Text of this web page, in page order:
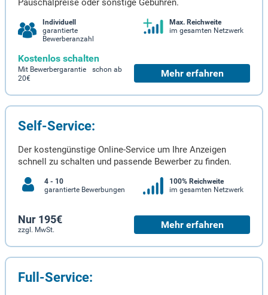
Individuell
garantierte
Bewerberanzahl
Max. Reichweite
im gesamten Netzwerk
Kostenlos schalten
Mit Bewerbergarantie schon ab
20€
Mehr erfahren
Self-Service:
Der kostengünstige Online-Service um Ihre Anzeigen
schnell zu schalten und passende Bewerber zu finden.
4 - 10
garantierte Bewerbungen
100% Reichweite
im gesamten Netzwerk
Nur 195€
zzgl. MwSt. Mehr erfahren
Full-Service: